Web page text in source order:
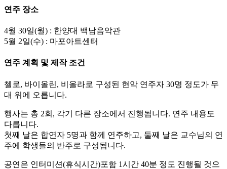
연주 장소
4월 30일(월) : 한양대 백남음악관
5월 2일(수) : 마포아트센터
연주 계획 및 제작 조건
첼로, 바이올린, 비올라로 구성된 현악 연주자 30명 정도가 무
대 위에 오릅니다.
행사는 총 2회, 각기 다른 장소에서 진행됩니다. 연주 내용도
다릅니다.
첫째 날은 합연자 5명과 함께 연주하고, 둘째 날은 교수님의 연
주에 학생들의 반주로 구성됩니다.
공연은 인터미션(휴식시간)포함 1시간 40분 정도 진행될 것으